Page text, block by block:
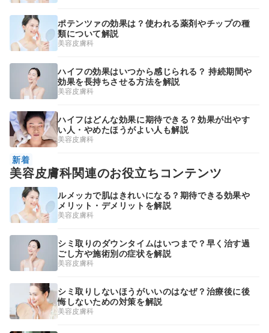
ポテンツァの効果は？使われる薬剤やチップの種
類について解説
美容皮膚科
ハイフの効果はいつから感じられる？ 持続期間や
効果を長持ちさせる方法を解説
美容皮膚科
ハイフはどんな効果に期待できる？効果が出やす
い人・やめたほうがよい人も解説
美容皮膚科
新着
美容皮膚科関連のお役立ちコンテンツ
ルメッカで肌はきれいになる？期待できる効果や
メリット・デメリットを解説
美容皮膚科
シミ取りのダウンタイムはいつまで？早く治す過
ごし方や施術別の症状を解説
美容皮膚科
シミ取りしないほうがいいのはなぜ？治療後に後
悔しないための対策を解説
美容皮膚科